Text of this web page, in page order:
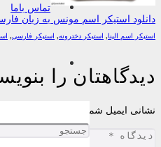
تماس باما
دانلود استیکر اسم مونس به زبان
استیکر اسم الینا, استیکر دخترونه, استیکر فارسی,
دیدگاهتان را
نشانی ایمیل شما منتشر نخواهد شد.